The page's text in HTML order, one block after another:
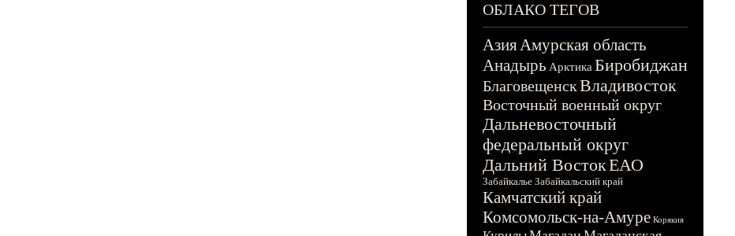
ОБЛАКО ТЕГОВ
АзияАмурская область
Анадырь Арктика Биробиджан
БлаговещенскВладивосток
Восточный военный округ
Дальневосточный
федеральный округ
Дальний ВостокЕАО
Забайкалье Забайкальский край
Камчатский край
Комсомольск-на-Амуре Корякия